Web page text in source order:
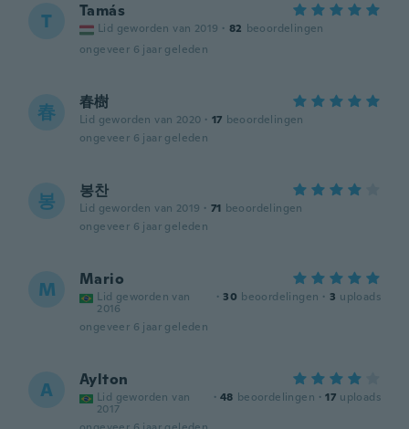
T Tamás
Lid geworden van 2019 · 82 beoordelingen
ongeveer 6 jaar geleden
春 春樹
Lid geworden van 2020 · 17 beoordelingen
ongeveer 6 jaar geleden
봉 봉찬
Lid geworden van 2019 · 71 beoordelingen
ongeveer 6 jaar geleden
M Mario
Lid geworden van
2016
· 30 beoordelingen · 3 uploads
ongeveer 6 jaar geleden
A Aylton
Lid geworden van
2017
· 48 beoordelingen · 17 uploads